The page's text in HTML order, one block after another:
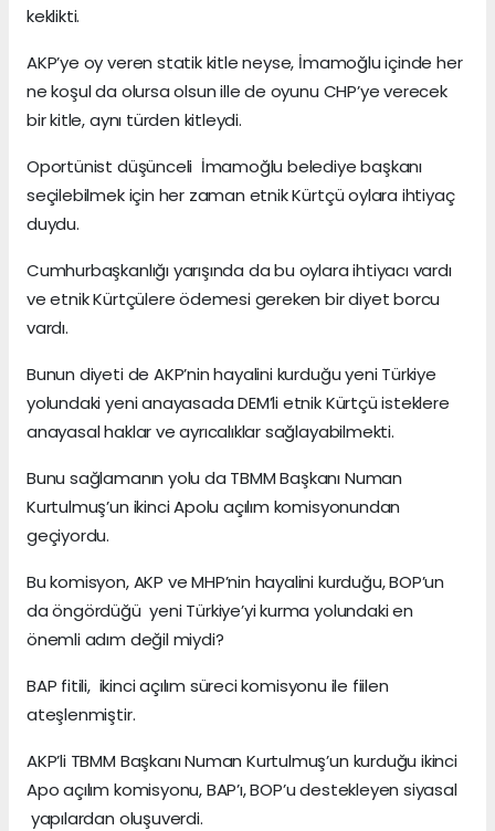
keklikti.
AKP’ye oy veren statik kitle neyse, İmamoğlu içinde her
ne koşul da olursa olsun ille de oyunu CHP’ye verecek
bir kitle, aynı türden kitleydi.
Oportünist düşünceli İmamoğlu belediye başkanı
seçilebilmek için her zaman etnik Kürtçü oylara ihtiyaç
duydu.
Cumhurbaşkanlığı yarışında da bu oylara ihtiyacı vardı
ve etnik Kürtçülere ödemesi gereken bir diyet borcu
vardı.
Bunun diyeti de AKP’nin hayalini kurduğu yeni Türkiye
yolundaki yeni anayasada DEM’li etnik Kürtçü isteklere
anayasal haklar ve ayrıcalıklar sağlayabilmekti.
Bunu sağlamanın yolu da TBMM Başkanı Numan
Kurtulmuş’un ikinci Apolu açılım komisyonundan
geçiyordu.
Bu komisyon, AKP ve MHP’nin hayalini kurduğu, BOP’un
da öngördüğü yeni Türkiye’yi kurma yolundaki en
önemli adım değil miydi?
BAP fitili, ikinci açılım süreci komisyonu ile fiilen
ateşlenmiştir.
AKP’li TBMM Başkanı Numan Kurtulmuş’un kurduğu ikinci
Apo açılım komisyonu, BAP’ı, BOP’u destekleyen siyasal
yapılardan oluşuverdi.